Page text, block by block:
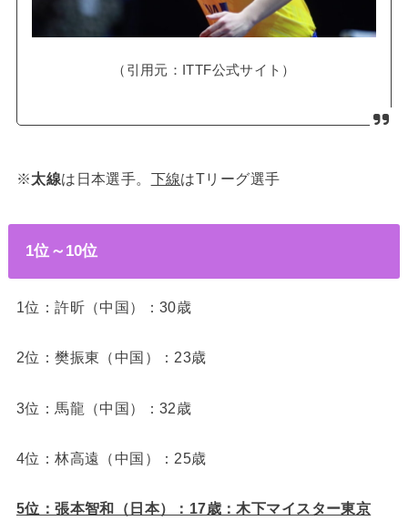
（引用元：ITTF公式サイト）
※太線は日本選手。 下線はTリーグ選手
1位～10位
1位：許昕（中国）：30歳
2位：樊振東（中国）：23歳
3位：馬龍（中国）：32歳
4位：林高遠（中国）：25歳
5位：張本智和（日本）：17歳：木下マイスター東京